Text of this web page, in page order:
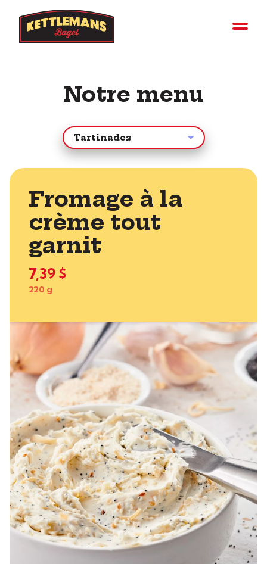
Notre menu
Fromage à la
crème tout
garnit
7,39 $
220 g